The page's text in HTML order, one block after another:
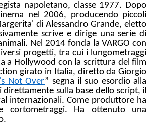
napoletano, classe 1977. Dopo
nel 2006, producendo piccoli
di Alessandro Grande, eletto
scrive e dirige una serie di
Nel 2014 fonda la VARGO con
progetti, tra cui i lungometraggi
a Hollywood con la scrittura del film
girato in Italia, diretto da Giorgio
Not Over” segna il suo esordio alla
sulla base dello script, il
internazionali. Come produttore ha
cortometraggi. Ha ottenuto una